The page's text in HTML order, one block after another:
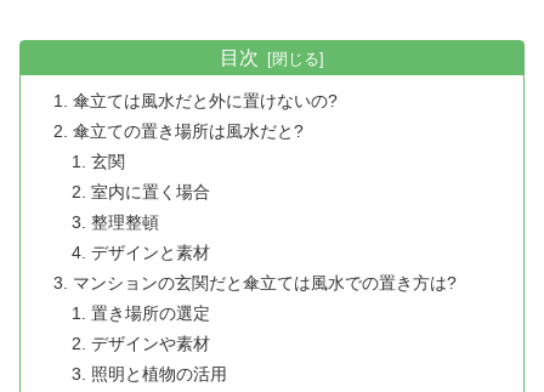
目次
傘立ては風水だと外に置けないの?
傘立ての置き場所は風水だと?
玄関
室内に置く場合
整理整頓
デザインと素材
マンションの玄関だと傘立ては風水での置き方は?
置き場所の選定
デザインや素材
照明と植物の活用